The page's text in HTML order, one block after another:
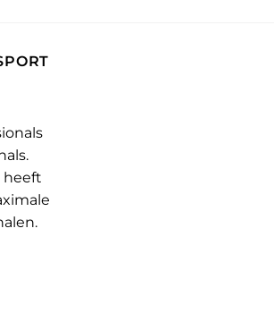
heeft